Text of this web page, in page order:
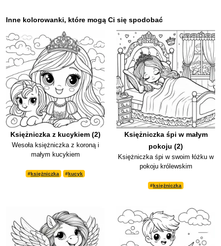
Inne kolorowanki, które mogą Ci się spodobać
Księżniczka z kucykiem (2)
Wesoła księżniczka z koroną i
małym kucykiem
#księżniczka #kucyk
Księżniczka śpi w małym
pokoju (2)
Księżniczka śpi w swoim łóżku w
pokoju królewskim
#księżniczka